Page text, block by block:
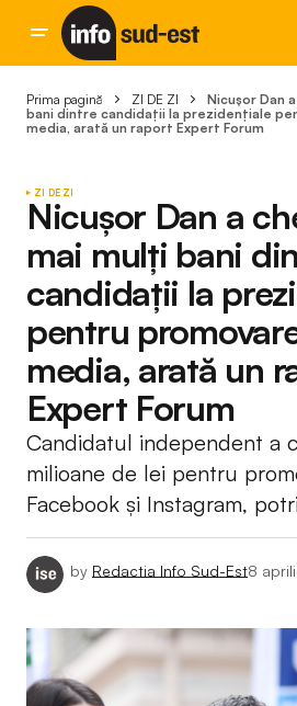
Prima pagină ZI DE ZI
Nicușor Dan
bani dintre candidații la prezidențiale
media, arată un raport Expert Forum
ZI DE ZI
Nicușor Dan a
mai mulți bani
candidații la
pentru
media, arată un
Expert Forum
Candidatul independent a
milioane de lei pentru
Facebook și Instagram,
by Redactia Info Sud-Est8